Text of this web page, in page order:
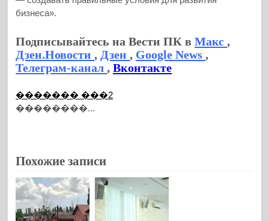
бизнеса».
Подписывайтесь на Вести ПК вМакс,
Дзен.Новости, Дзен, Google News,
Телеграм-канал,Вконтакте
������� ���2
��������...
Похожие записи